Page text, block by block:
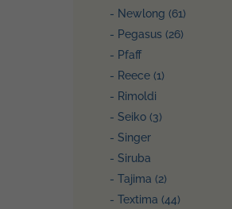
- Newlong (61)
- Pegasus (26)
- Pfaff
- Reece (1)
- Rimoldi
- Seiko (3)
- Singer
- Siruba
- Tajima (2)
- Textima (44)